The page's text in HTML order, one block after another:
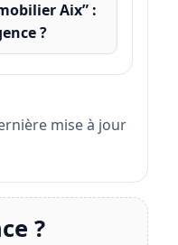
Aix” :
?
mise à jour
?